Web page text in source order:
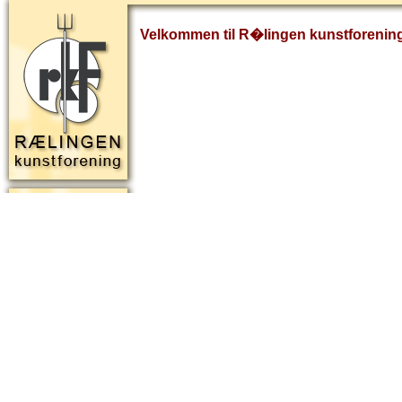
Velkommen til R�lingen